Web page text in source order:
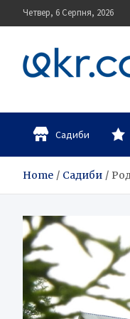
Четвер, 6 Серпня, 2026
Садиби
Home Садиби